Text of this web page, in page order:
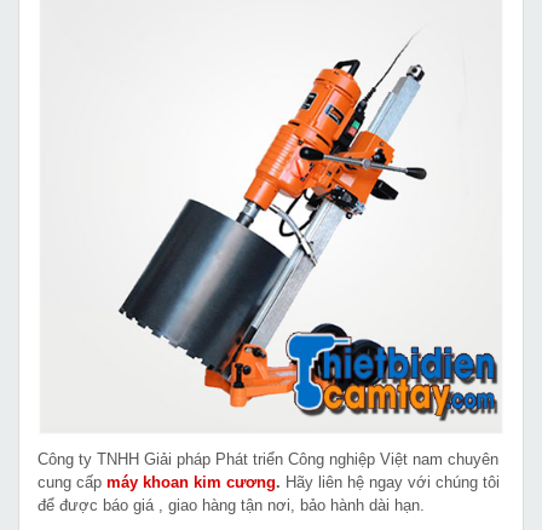
Công ty TNHH Giải pháp Phát triển Công nghiệp Việt nam chuyên
cung cấp máy khoan kim cương. Hãy liên hệ ngay với chúng tôi
để được báo giá , giao hàng tận nơi, bảo hành dài hạn.